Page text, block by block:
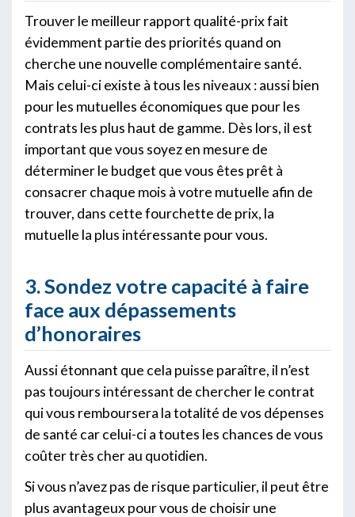
Trouver le meilleur rapport qualité-prix fait
évidemment partie des priorités quand on
cherche une nouvelle complémentaire santé.
Mais celui-ci existe à tous les niveaux : aussi bien
pour les mutuelles économiques que pour les
contrats les plus haut de gamme. Dès lors, il est
important que vous soyez en mesure de
déterminer le budget que vous êtes prêt à
consacrer chaque mois à votre mutuelle afin de
trouver, dans cette fourchette de prix, la
mutuelle la plus intéressante pour vous.
3. Sondez votre capacité à faire
face aux dépassements
d’honoraires
Aussi étonnant que cela puisse paraître, il n’est
pas toujours intéressant de chercher le contrat
qui vous remboursera la totalité de vos dépenses
de santé car celui-ci a toutes les chances de vous
coûter très cher au quotidien.
Si vous n’avez pas de risque particulier, il peut être
plus avantageux pour vous de choisir une